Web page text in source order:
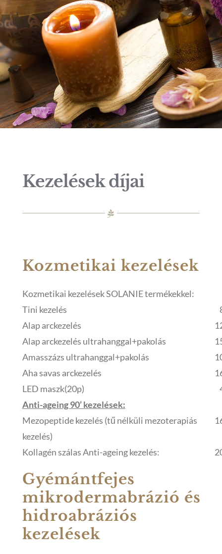
Kezelések díjai
Kozmetikai kezelések
Kozmetikai kezelések SOLANIE termékekkel:
Tini kezelés
Alap arckezelés
Alap arckezelés ultrahanggal+pakolás
Amasszázs ultrahanggal+pakolás
Aha savas arckezelés
LED maszk(20p)
Anti-ageing 90’ kezelések:
Mezopeptide kezelés (tű nélküli mezoterapiás
kezelés)
Kollagén szálas Anti-ageing kezelés:
Gyémántfejes
mikrodermabrázió és
hidroabráziós
kezelések